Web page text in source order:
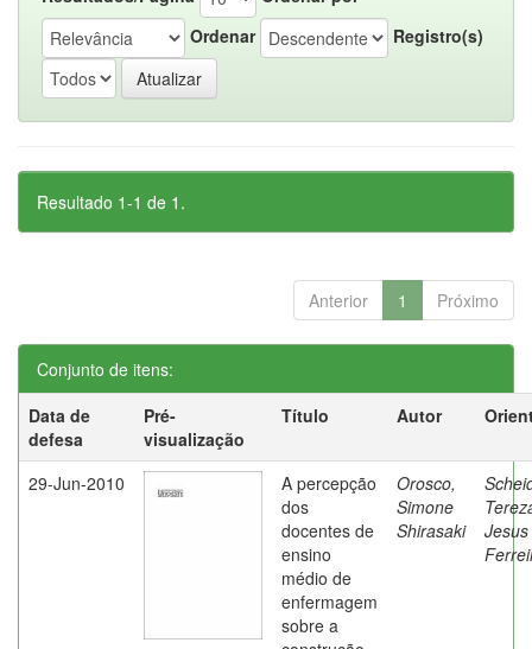
Ordenar
Registro(s)
Resultado 1-1 de 1.
Anterior 1 Próximo
Conjunto de itens:
Data de
defesa
Pré-
visualização
Título Autor
29-Jun-2010
A percepção
dos
docentes de
ensino
médio de
enfermagem
sobre a
Orosco,
Simone
Shirasaki
Jesus